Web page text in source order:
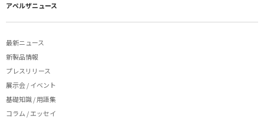
アペルザニュース
最新ニュース
新製品情報
プレスリリース
展示会 / イベント
基礎知識 / 用語集
コラム / エッセイ